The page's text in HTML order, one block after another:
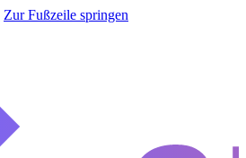
Zur Fußzeile springen